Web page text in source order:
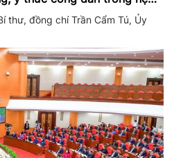
thư, đồng chí Trần Cẩm Tú, Ủy